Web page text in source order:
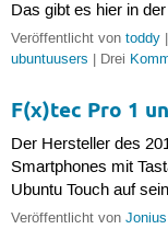
Das gibt es hier in
Veröffentlicht von toddy|
ubuntuusers | Drei
F(x)tec Pro 1
Der Hersteller des
Smartphones mit
Ubuntu Touch auf
Veröffentlicht von Jonius